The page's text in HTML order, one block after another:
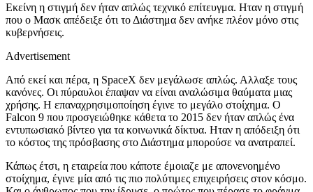
Εκείνη η στιγμή δεν ήταν απλώς τεχνικό επίτευγμα. Ηταν η στιγμή
που ο Μασκ απέδειξε ότι το Διάστημα δεν ανήκε πλέον μόνο στις
κυβερνήσεις.
Advertisement
Από εκεί και πέρα, η SpaceX δεν μεγάλωσε απλώς. Αλλαξε τους
κανόνες. Οι πύραυλοι έπαψαν να είναι αναλώσιμα θαύματα μιας
χρήσης. Η επαναχρησιμοποίηση έγινε το μεγάλο στοίχημα. Ο
Falcon 9 που προσγειώθηκε κάθετα το 2015 δεν ήταν απλώς ένα
εντυπωσιακό βίντεο για τα κοινωνικά δίκτυα. Ηταν η απόδειξη ότι
το κόστος της πρόσβασης στο Διάστημα μπορούσε να ανατραπεί.
Κάπως έτσι, η εταιρεία που κάποτε έμοιαζε με απονενοημένο
στοίχημα, έγινε μία από τις πιο πολύτιμες επιχειρήσεις στον κόσμο.